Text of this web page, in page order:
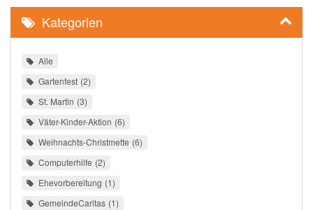
Kategorien
Alle
Gartenfest 2
St. Martin 3
Väter-Kinder-Aktion 6
Weihnachts-Christmette 6
Computerhilfe 2
Ehevorbereitung 1
GemeindeCaritas 1